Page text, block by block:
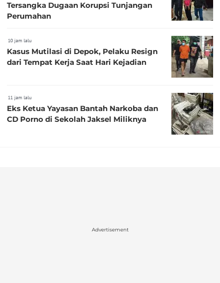
Tersangka Dugaan Korupsi Tunjangan
Perumahan
10 jam lalu
Kasus Mutilasi di Depok, Pelaku Resign
dari Tempat Kerja Saat Hari Kejadian
11 jam lalu
Eks Ketua Yayasan Bantah Narkoba dan
CD Porno di Sekolah Jaksel Miliknya
Advertisement